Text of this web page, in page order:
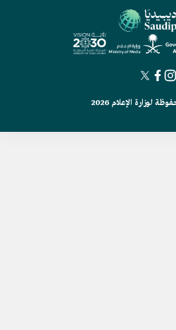
لوزارة الإعلام 2026